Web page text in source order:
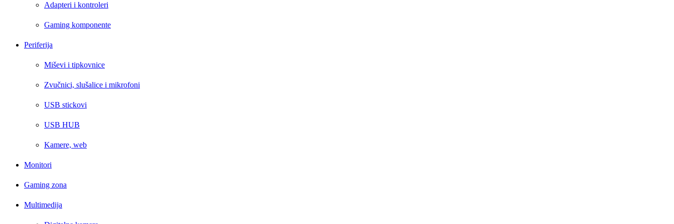
Adapteri i kontroleri
Gaming komponente
Periferija
Miševi i tipkovnice
Zvučnici, slušalice i mikrofoni
USB stickovi
USB HUB
Kamere, web
Monitori
Gaming zona
Multimedija